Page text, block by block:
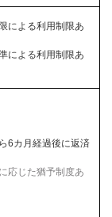
による利用制限あ
による利用制限あ
6カ月経過後に返済
応じた猶予制度あ